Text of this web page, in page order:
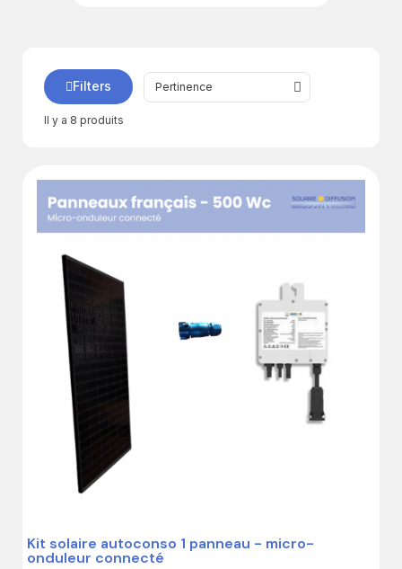
autoconso
avec
routeur
connectés
Il y a 8 produits
Filters
Kit solaire autoconso 1 panneau - micro-
onduleur connecté